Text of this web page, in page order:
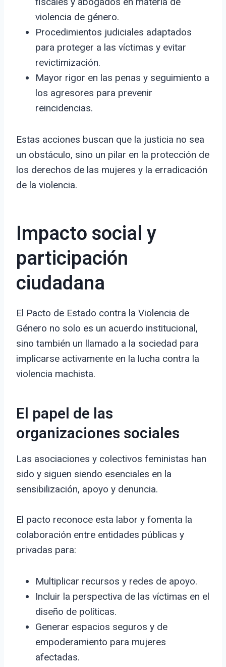
violencia de género.
Procedimientos judiciales adaptados
para proteger a las víctimas y evitar
revictimización.
Mayor rigor en las penas y seguimiento a
los agresores para prevenir
reincidencias.
Estas acciones buscan que la justicia no sea
un obstáculo, sino un pilar en la protección de
los derechos de las mujeres y la erradicación
de la violencia.
Impacto social y
participación
ciudadana
El Pacto de Estado contra la Violencia de
Género no solo es un acuerdo institucional,
sino también un llamado a la sociedad para
implicarse activamente en la lucha contra la
violencia machista.
El papel de las
organizaciones sociales
Las asociaciones y colectivos feministas han
sido y siguen siendo esenciales en la
sensibilización, apoyo y denuncia.
El pacto reconoce esta labor y fomenta la
colaboración entre entidades públicas y
privadas para:
Multiplicar recursos y redes de apoyo.
Incluir la perspectiva de las víctimas en el
diseño de políticas.
Generar espacios seguros y de
empoderamiento para mujeres
afectadas.